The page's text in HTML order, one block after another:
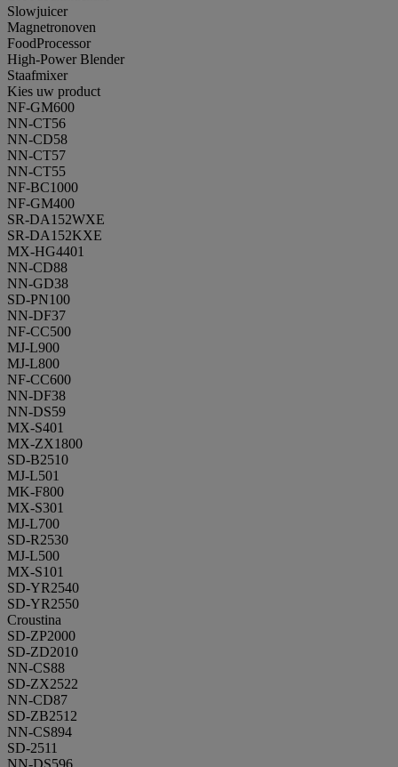
Slowjuicer
Magnetronoven
FoodProcessor
High-Power Blender
Staafmixer
Kies uw product
NF-GM600
NN-CT56
NN-CD58
NN-CT57
NN-CT55
NF-BC1000
NF-GM400
SR-DA152WXE
SR-DA152KXE
MX-HG4401
NN-CD88
NN-GD38
SD-PN100
NN-DF37
NF-CC500
MJ-L900
MJ-L800
NF-CC600
NN-DF38
NN-DS59
MX-S401
MX-ZX1800
SD-B2510
MJ-L501
MK-F800
MX-S301
MJ-L700
SD-R2530
MJ-L500
MX-S101
SD-YR2540
SD-YR2550
Croustina
SD-ZP2000
SD-ZD2010
NN-CS88
SD-ZX2522
NN-CD87
SD-ZB2512
NN-CS894
SD-2511
NN-DS596